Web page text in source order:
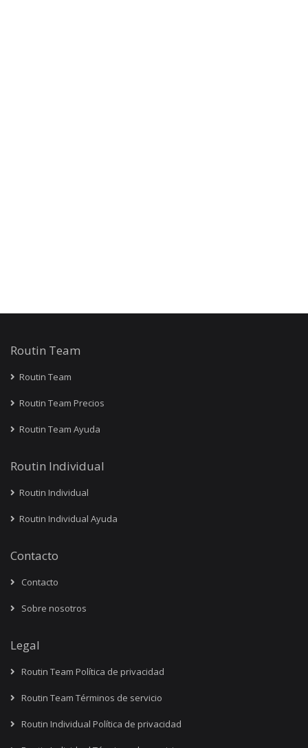
Routin Team
Routin Team
Routin Team Precios
Routin Team Ayuda
Routin Individual
Routin Individual
Routin Individual Ayuda
Contacto
Contacto
Sobre nosotros
Legal
Routin Team Política de privacidad
Routin Team Términos de servicio
Routin Individual Política de privacidad